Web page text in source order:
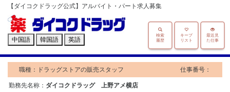
【ダイコクドラッグ公式】アルバイト・パート求人募集
中国語 韓国語 英語
最近見
た仕事
キープ
リスト
検索
履歴
職種：ドラッグストアの販売スタッフ 仕事番号：
勤務先名称： ダイコクドラッグ 上野アメ横店